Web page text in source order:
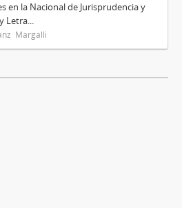
en la Nacional de Jurisprudencia y
Letra...
Margalli